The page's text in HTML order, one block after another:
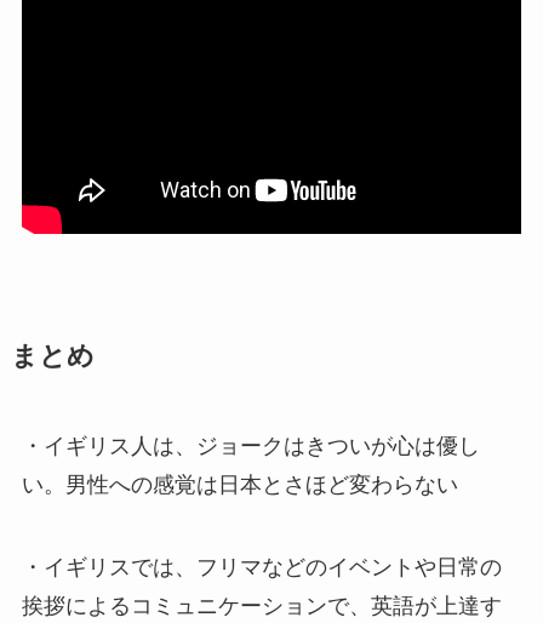
まとめ
・イギリス人は、
ジョークはきついが心は優し
い。男性への感覚は日本とさほど変わらない
・イギリスでは、
フリマなどのイベントや日常の
挨拶によるコミュニケーションで、英語が上達す